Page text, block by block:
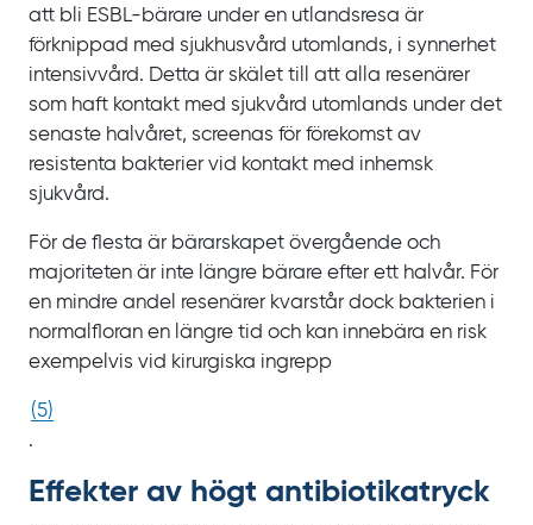
att bli ESBL‍-‍bärare under en utlandsresa är
förknippad med sjukhusvård utomlands, i synnerhet
intensivvård. Detta är skälet till att alla resenärer
som haft kontakt med sjukvård utomlands under det
senaste halvåret, screenas för förekomst av
resistenta bakterier vid kontakt med inhemsk
sjukvård.
För de flesta är bärarskapet övergående och
majoriteten är inte längre bärare efter ett halvår. För
en mindre andel resenärer kvarstår dock bakterien i
normalfloran en längre tid och kan innebära en risk
exempelvis vid kirurgiska ingrepp
(5)
.
Effekter av högt antibiotika­tryck